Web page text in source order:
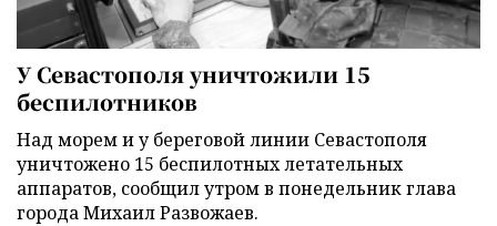
У Севастополя уничтожили 15
беспилотников
Над морем и у береговой линии Севастополя
уничтожено 15 беспилотных летательных
аппаратов, сообщил утром в понедельник глава
города Михаил Развожаев.